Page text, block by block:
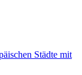
Städte mit